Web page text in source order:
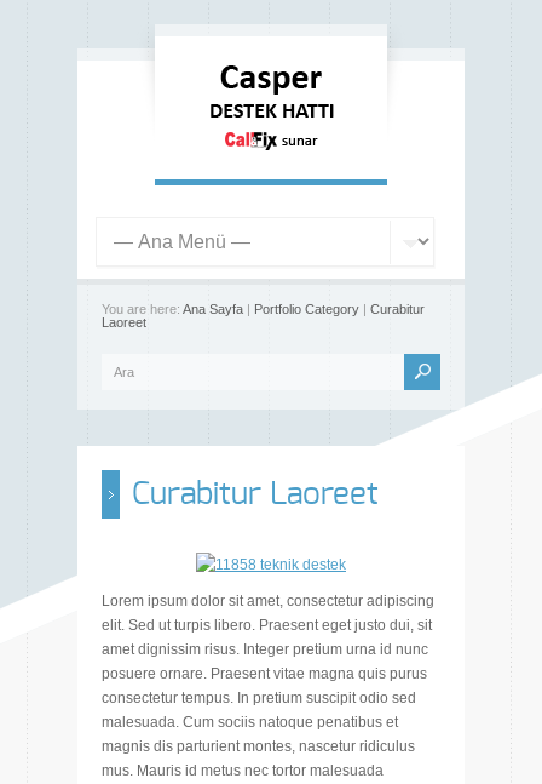
You are here: Ana Sayfa | Portfolio Category | Curabitur
Laoreet
Curabitur Laoreet
Lorem ipsum dolor sit amet, consectetur adipiscing
elit. Sed ut turpis libero. Praesent eget justo dui, sit
amet dignissim risus. Integer pretium urna id nunc
posuere ornare. Praesent vitae magna quis purus
consectetur tempus. In pretium suscipit odio sed
malesuada. Cum sociis natoque penatibus et
magnis dis parturient montes, nascetur ridiculus
mus. Mauris id metus nec tortor malesuada